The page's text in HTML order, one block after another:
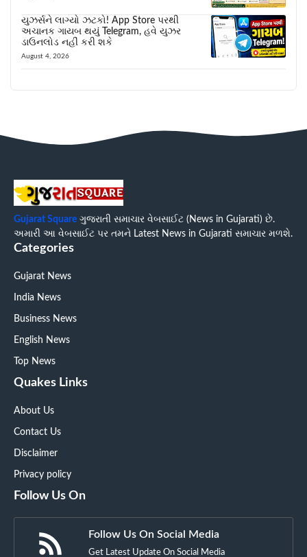
યુઝર્સને લાગ્યો ઝટકો! App Store પરથી
અચાનક ગાયબ થયું Telegram, હવે યુઝર
ડાઉનલોડ નહીં કરી શકે
August 4, 2026
Gujarat Square ગુજરાતી સમાચાર વેબસાઈટ (News in Gujarati) છે.
અમારી આ વેબસાઈટ પર તમને Latest News in Gujarati સમાચાર મળશે.
Categories
Gujarat News
India News
Business News
English News
Top News
Quakes Links
About Us
Contact Us
Disclaimer
Privacy policy
Follow Us On
Follow Us On Social Media
Get Latest Update On Social Media